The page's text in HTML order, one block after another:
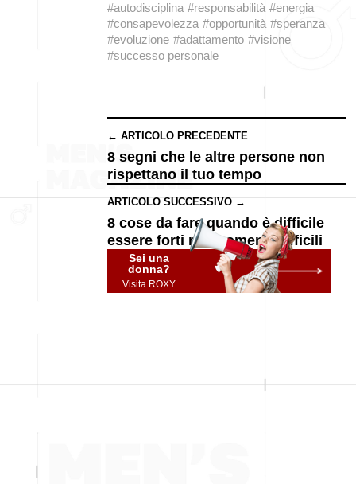
#autodisciplina #responsabilità #energia
#consapevolezza #opportunità #speranza
#evoluzione #adattamento #visione
#successo personale
← ARTICOLO PRECEDENTE
8 segni che le altre persone non
rispettano il tuo tempo
ARTICOLO SUCCESSIVO →
8 cose da fare quando è difficile
essere forti nei momenti difficili
Sei una
donna?
Visita ROXY